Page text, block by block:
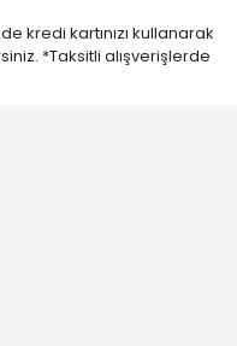
kredi kartınızı kullanarak
*Taksitli alışverişlerde